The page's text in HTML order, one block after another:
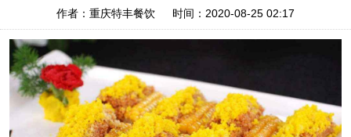
作者：重庆特丰餐饮 时间：2020-08-25 02:17